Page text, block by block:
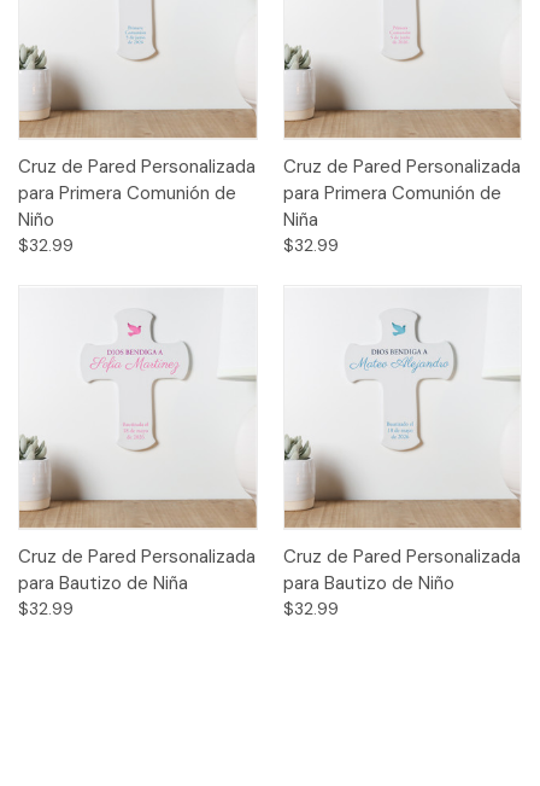
Cruz de Pared Personalizada
para Primera Comunión de
Niño
$32.99
Cruz de Pared Personalizada
para Primera Comunión de
Niña
$32.99
Cruz de Pared Personalizada
para Bautizo de Niña
$32.99
Cruz de Pared Personalizada
para Bautizo de Niño
$32.99